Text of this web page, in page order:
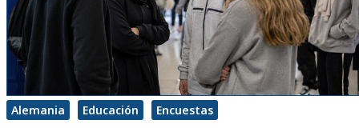
Alemania Educación Encuestas